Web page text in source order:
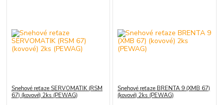
Snehové reťaze SERVOMATIK (RSM
67) (kovové) 2ks (PEWAG)
Snehové reťaze BRENTA 9 (XMB 67)
(kovové) 2ks (PEWAG)